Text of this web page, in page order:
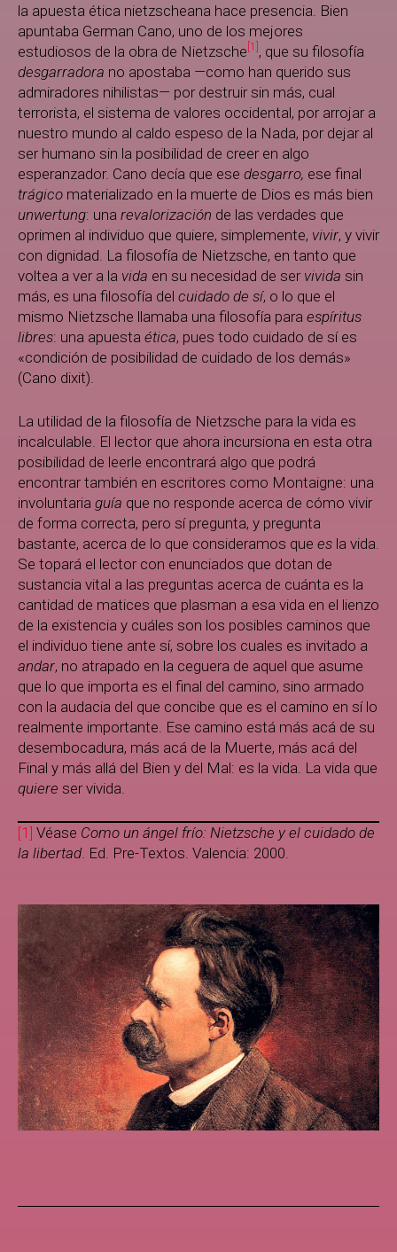
la apuesta ética nietzscheana hace presencia. Bien
apuntaba German Cano, uno de los mejores
estudiosos de la obra de Nietzsche [1] , que su filosofía
desgarradora no apostaba —como han querido sus
admiradores nihilistas— por destruir sin más, cual
terrorista, el sistema de valores occidental, por arrojar a
nuestro mundo al caldo espeso de la Nada, por dejar al
ser humano sin la posibilidad de creer en algo
esperanzador. Cano decía que ese desgarro, ese final
trágico materializado en la muerte de Dios es más bien
unwertung: una revalorización de las verdades que
oprimen al individuo que quiere, simplemente, vivir, y vivir
con dignidad. La filosofía de Nietzsche, en tanto que
voltea a ver a la vida en su necesidad de ser vivida sin
más, es una filosofía del cuidado de sí, o lo que el
mismo Nietzsche llamaba una filosofía para espíritus
libres: una apuesta ética, pues todo cuidado de sí es
«condición de posibilidad de cuidado de los demás»
(Cano dixit).
La utilidad de la filosofía de Nietzsche para la vida es
incalculable. El lector que ahora incursiona en esta otra
posibilidad de leerle encontrará algo que podrá
encontrar también en escritores como Montaigne: una
involuntaria guía que no responde acerca de cómo vivir
de forma correcta, pero sí pregunta, y pregunta
bastante, acerca de lo que consideramos que es la vida.
Se topará el lector con enunciados que dotan de
sustancia vital a las preguntas acerca de cuánta es la
cantidad de matices que plasman a esa vida en el lienzo
de la existencia y cuáles son los posibles caminos que
el individuo tiene ante sí, sobre los cuales es invitado a
andar, no atrapado en la ceguera de aquel que asume
que lo que importa es el final del camino, sino armado
con la audacia del que concibe que es el camino en sí lo
realmente importante. Ese camino está más acá de su
desembocadura, más acá de la Muerte, más acá del
Final y más allá del Bien y del Mal: es la vida. La vida que
quiere ser vivida.
[1] Véase Como un ángel frío: Nietzsche y el cuidado de
la libertad. Ed. Pre-Textos. Valencia: 2000.